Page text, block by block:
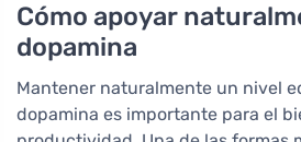
Cómo apoyar
dopamina
Mantener naturalmente un nivel
dopamina es importante para el